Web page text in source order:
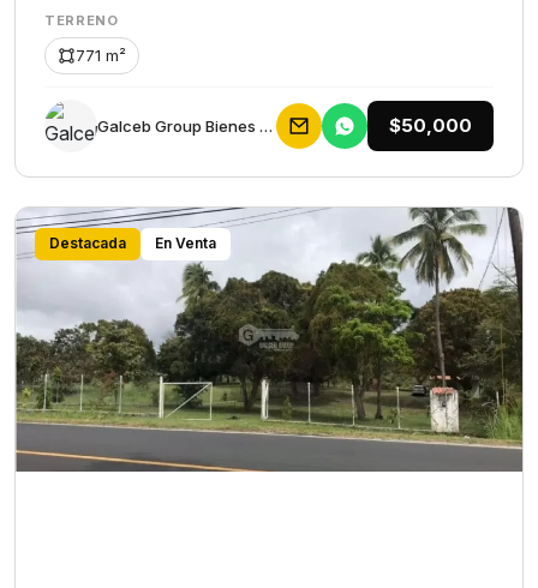
TERRENO
771 m²
Galceb Group Bienes Raices $50,000
Destacada En Venta